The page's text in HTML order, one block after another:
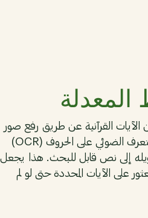
المعدلة
القرآنية عن طريق رفع صور
لصفحات القرآن. تقوم تقنية التعرف الضوئي على الحروف (OCR)
إلى نص قابل للبحث. هذا يجعل
على الآيات المحددة حتى لو لم